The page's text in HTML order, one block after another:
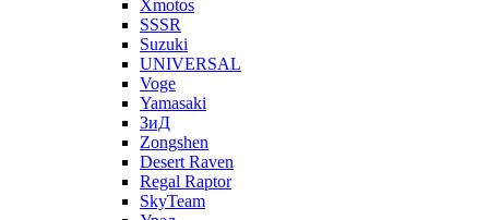
Xmotos
SSSR
Suzuki
UNIVERSAL
Voge
Yamasaki
ЗиД
Zongshen
Desert Raven
Regal Raptor
SkyTeam